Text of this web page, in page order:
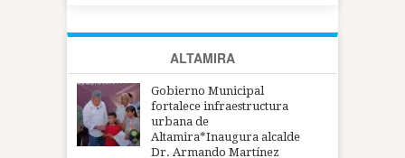
ALTAMIRA
Gobierno Municipal
fortalece infraestructura
urbana de
Altamira*Inaugura alcalde
Dr. Armando Martínez